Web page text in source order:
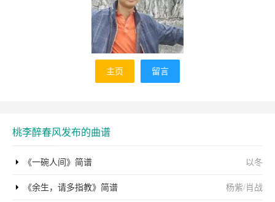
主页 留言
桃李醉春风发布的曲谱
以冬
《一碗人间》简谱
杨紫/肖战
《余生，请多指教》简谱